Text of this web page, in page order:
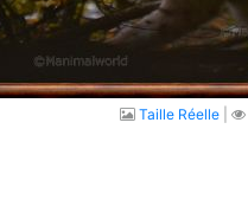
Taille Réelle